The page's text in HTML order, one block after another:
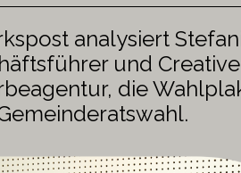
analysiert
und
die